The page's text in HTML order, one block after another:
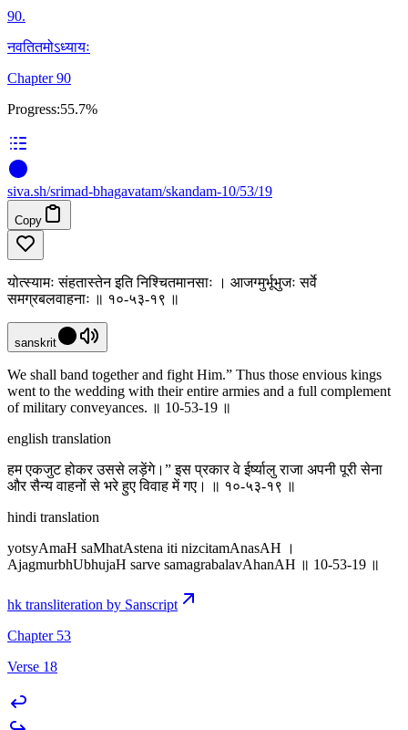
90.
नवतितमोऽध्यायः
Chapter 90
Progress:55.7%
siva.sh/srimad-bhagavatam/skandam-10/53/19
Copy
योत्स्यामः संहतास्तेन इति निश्चितमानसाः । आजग्मुर्भूभुजः सर्वे
समग्रबलवाहनाः ॥ १०-५३-१९ ॥
sanskrit
We shall band together and fight Him.” Thus those envious kings
went to the wedding with their entire armies and a full complement
of military conveyances. ॥ 10-53-19 ॥
english translation
हम एकजुट होकर उससे लड़ेंगे।” इस प्रकार वे ईर्ष्यालु राजा अपनी पूरी सेना
और सैन्य वाहनों से भरे हुए विवाह में गए। ॥ १०-५३-१९ ॥
hindi translation
yotsyAmaH saMhatAstena iti nizcitamAnasAH ।
AjagmurbhUbhujaH sarve samagrabalavAhanAH ॥ 10-53-19 ॥
hk transliteration by Sanscript
Chapter 53
Verse 18